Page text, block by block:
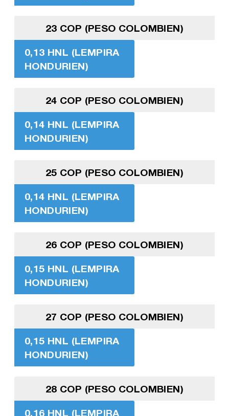
23 COP (PESO COLOMBIEN)
0,13 HNL (LEMPIRA
HONDURIEN)
24 COP (PESO COLOMBIEN)
0,14 HNL (LEMPIRA
HONDURIEN)
25 COP (PESO COLOMBIEN)
0,14 HNL (LEMPIRA
HONDURIEN)
26 COP (PESO COLOMBIEN)
0,15 HNL (LEMPIRA
HONDURIEN)
27 COP (PESO COLOMBIEN)
0,15 HNL (LEMPIRA
HONDURIEN)
28 COP (PESO COLOMBIEN)
0,16 HNL (LEMPIRA